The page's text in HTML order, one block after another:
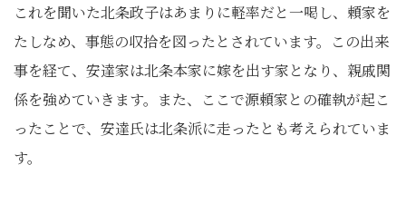
これを聞いた北条政子はあまりに軽率だと一喝し、頼家を
たしなめ、事態の収拾を図ったとされています。この出来
事を経て、安達家は北条本家に嫁を出す家となり、親戚関
係を強めていきます。また、ここで源頼家との確執が起こ
ったことで、安達氏は北条派に走ったとも考えられていま
す。